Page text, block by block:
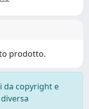
prodotto.
da copyright e